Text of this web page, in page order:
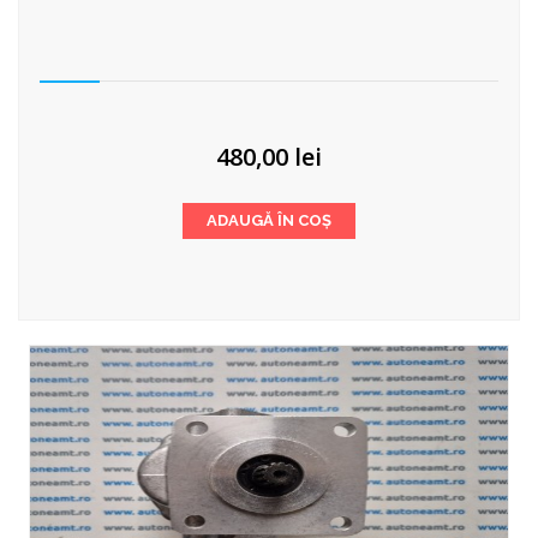
480,00 lei
ADAUGĂ ÎN COȘ